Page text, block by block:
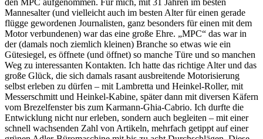
den MPC aufgenommen. Für mich, mit 31 Jahren im besten
Mannesalter (und vielleicht auch im besten Alter für einen gerade
flügge gewordenen Journalisten, ganz besonders für einen mit dem
Motor verbundenen) war das eine große Ehre. „MPC“ das war in
der (damals noch ziemlich kleinen) Branche so etwas wie ein
Gütesiegel, es öffnete (und öffnet) so manche Türe und so manchen
Weg zu interessanten Kontakten. Ich hatte das richtige Alter und das
große Glück, die sich damals rasant ausbreitende Motorisierung
selbst erleben zu dürfen – mit Lambretta und Heinkel-Roller, mit
Messerschmitt und Heinkel-Kabine, später dann mit diversen Käfern
vom Brezelfenster bis zum Karmann-Ghia-Cabrio. Ich durfte die
Entwicklung nicht nur erleben, sondern auch begleiten – mit einer
schnell wachsenden Zahl von Artikeln, mehrfach getippt auf einer